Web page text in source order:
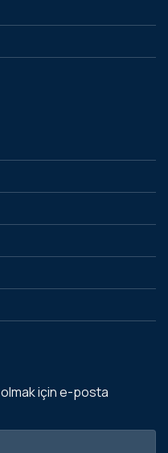
için e-posta